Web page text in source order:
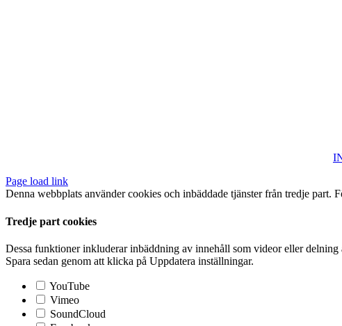
Page load link
Denna webbplats använder cookies och inbäddade tjänster från tredje part.
Tredje part cookies
Dessa funktioner inkluderar inbäddning av innehåll som videor eller
Spara sedan genom att klicka på Uppdatera inställningar.
YouTube
Vimeo
SoundCloud